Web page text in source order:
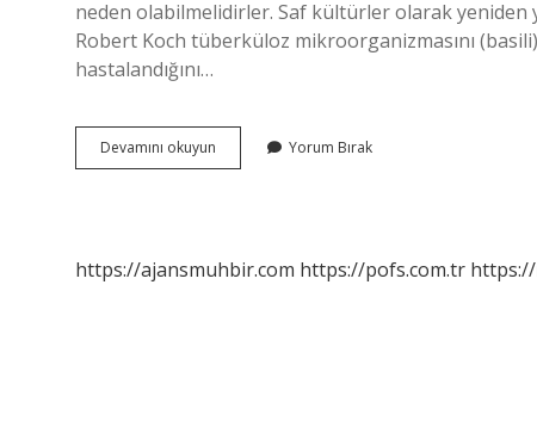
neden olabilmelidirler. Saf kültürler olarak yeniden
Robert Koch tüberküloz mikroorganizmasını
hastalandığını…
Devamını okuyun
Fenomeni
Yorum Bırak
https://ajansmuhbir.com https://pofs.com.tr